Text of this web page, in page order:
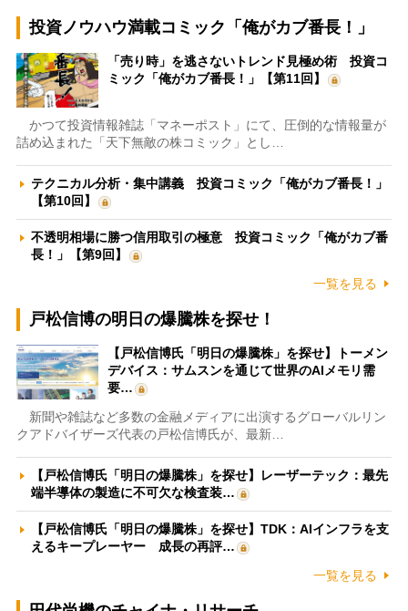
投資ノウハウ満載コミック「俺がカブ番長！」
「売り時」を逃さないトレンド見極め術 投資コ
ミック「俺がカブ番長！」【第11回】
かつて投資情報雑誌「マネーポスト」にて、圧倒的な情報量が
詰め込まれた「天下無敵の株コミック」とし…
テクニカル分析・集中講義 投資コミック「俺がカブ番長！」
【第10回】
不透明相場に勝つ信用取引の極意 投資コミック「俺がカブ番
長！」【第9回】
一覧を見る
戸松信博の明日の爆騰株を探せ！
【戸松信博氏「明日の爆騰株」を探せ】トーメン
デバイス：サムスンを通じて世界のAIメモリ需
要…
新聞や雑誌など多数の金融メディアに出演するグローバルリン
クアドバイザーズ代表の戸松信博氏が、最新…
【戸松信博氏「明日の爆騰株」を探せ】レーザーテック：最先
端半導体の製造に不可欠な検査装…
【戸松信博氏「明日の爆騰株」を探せ】TDK：AIインフラを支
えるキープレーヤー 成長の再評…
一覧を見る